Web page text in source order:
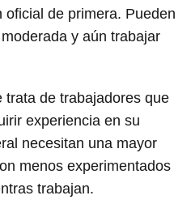
de primera. Pueden
y aún trabajar
trata de trabajadores que
experiencia en su
necesitan una mayor
menos experimentados
trabajan.